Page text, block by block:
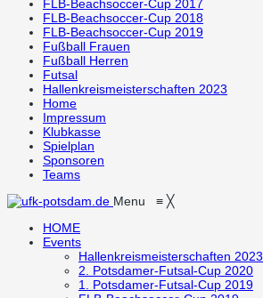
FLB-Beachsoccer-Cup 2017
FLB-Beachsoccer-Cup 2018
FLB-Beachsoccer-Cup 2019
Fußball Frauen
Fußball Herren
Futsal
Hallenkreismeisterschaften 2023
Home
Impressum
Klubkasse
Spielplan
Sponsoren
Teams
Menu ≡ ╳
HOME
Events
Hallenkreismeisterschaften 2023
2. Potsdamer-Futsal-Cup 2020
1. Potsdamer-Futsal-Cup 2019